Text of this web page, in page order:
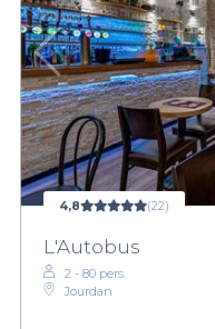
4,8 (22)
L'Autobus
2 - 80 pers.
Jourdan